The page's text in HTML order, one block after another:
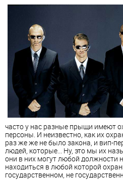
часто у нас разные прыщи имеют
персоны. И неизвестно, как их
раз же же не было закона, и вип-
людей, которые... Ну, это мы их
они в них могут любой должности
находиться в любой которой
государственном, не